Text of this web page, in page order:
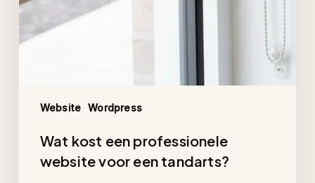
Website Wordpress
Wat kost een professionele
website voor een tandarts?